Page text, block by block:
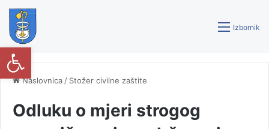
Izbornik
Naslovnica / Stožer civilne zaštite
Odluku o mjeri strogog
Open toolbar